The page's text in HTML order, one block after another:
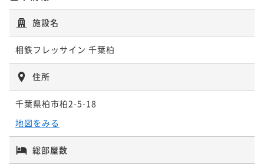
【連泊割引】3連泊以上の滞在でお得プラン（朝食付
き）
朝食付き 事前決済可
¥ 29,685 ~
【キャッシュレス決済】【カジュアルステイを満喫】
シンプルステイ ＜朝食付＞
朝食付き 現地決済可 事前決済可
ポイント即利用で最大7％OFF
2名 ¥ 12,796 ~
ポイントアップ
～ジルスチュアートバスセット付きプラン（朝食付
がお得～予約30日前まで～【朝食付き】
朝食付き 現地決済可
IN 15:00 - 28:00 OUT11:00
ポイント即利用で最大4％OFF
2名 ¥ 11,174 ~
ポイントアップ
徒歩4分
【キャッシュレス決済】翌日はゆっくり･･･13時チェッ
クアウトプラン（食事なし）
素泊まり 現地決済可
IN 15:00 - 24:00 OUT13:00
ポイント即利用で最大4％OFF
2名 ¥ 12,364 ~
ポイントアップ
【キャッシュレス決済】【カジュアルステイを満喫】
施設名
相鉄フレッサイン 千葉柏
住所
千葉県柏市柏2-5-18
地図をみる
総部屋数